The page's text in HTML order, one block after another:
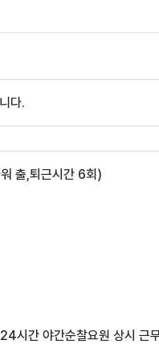
다.
출,퇴근시간 6회)
시간 야간순찰요원 상시 근